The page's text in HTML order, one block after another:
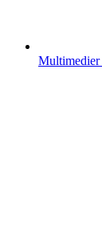
Multimedier